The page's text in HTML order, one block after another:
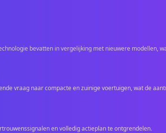
bevatten in vergelijking met nieuwere modellen,
vraag naar compacte en zuinige voertuigen, wat de
en volledig actieplan te ontgrendelen.